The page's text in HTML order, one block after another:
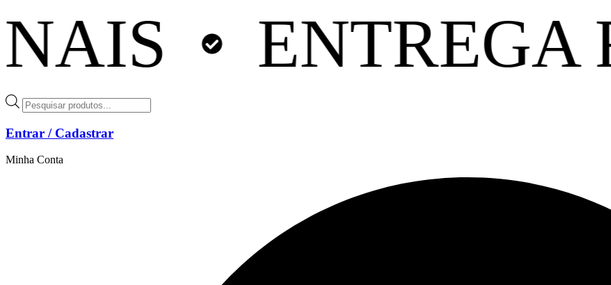
para
conteúdo
RÁPIDA
Pesquisar
produtos
Entrar / Cadastrar
Minha Conta